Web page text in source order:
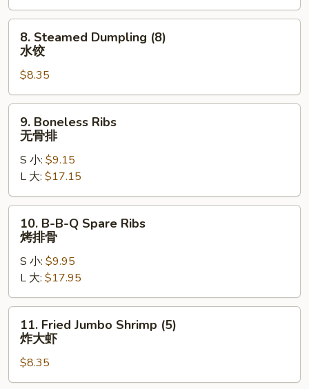
锅
贴
Steamed
Dumpling
(8)
水
饺
8. Steamed Dumpling (8)
水饺
$8.35
Boneless
Ribs
排
9. Boneless Ribs
无骨排
S 小: $9.15
L 大: $17.15
B-
Spare
Ribs
烤
10. B-B-Q Spare Ribs
烤排骨
S 小: $9.95
L 大: $17.95
Fried
Jumbo
Shrimp
(5)
11. Fried Jumbo Shrimp (5)
炸大虾
$8.35